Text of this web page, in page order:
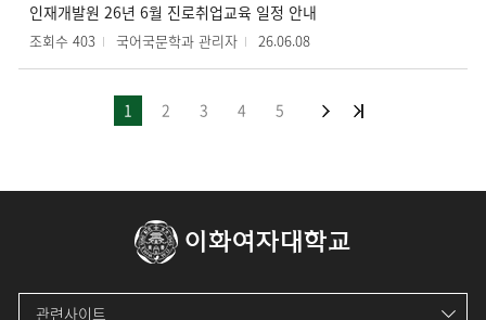
인재개발원 26년 6월 진로취업교육 일정 안내
조회수 403 국어국문학과 관리자 26.06.08
1 2 3 4 5
이화여자대학교
관련사이트